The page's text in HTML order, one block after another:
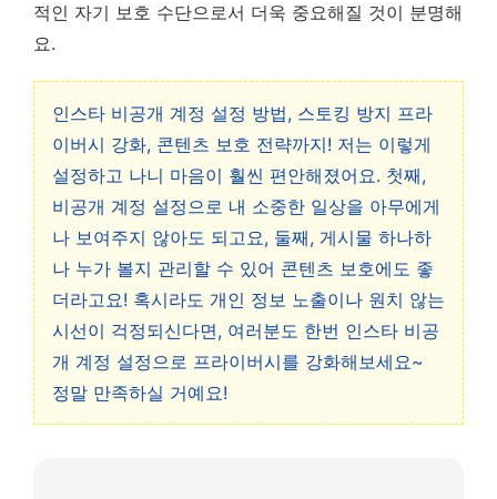
적인 자기 보호 수단으로서 더욱 중요해질 것이 분명해
요.
인스타 비공개 계정 설정 방법, 스토킹 방지 프라
이버시 강화, 콘텐츠 보호 전략까지! 저는 이렇게
설정하고 나니 마음이 훨씬 편안해졌어요. 첫째,
비공개 계정 설정으로 내 소중한 일상을 아무에게
나 보여주지 않아도 되고요, 둘째, 게시물 하나하
나 누가 볼지 관리할 수 있어 콘텐츠 보호에도 좋
더라고요! 혹시라도 개인 정보 노출이나 원치 않는
시선이 걱정되신다면, 여러분도 한번 인스타 비공
개 계정 설정으로 프라이버시를 강화해보세요~
정말 만족하실 거예요!